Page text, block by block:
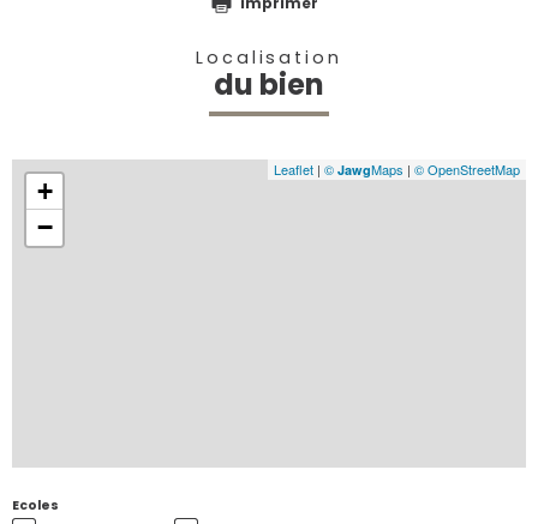
Localisation
du bien
+
−
Leaflet | © JawgMaps | © OpenStreetMap
Ecoles